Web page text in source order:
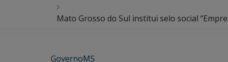
Mato Grosso do Sul institui selo social
GovernoMS